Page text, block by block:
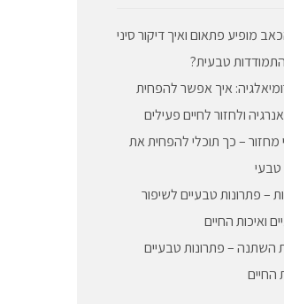
מופיע פתאום ואיך דיקור סיני
טבעית?
איך אפשר להפחית
ולחזור לחיים פעילים
מחזור – כך תוכלי להפחית את
– פתרונות טבעיים לשיפור
ואיכות החיים
השתנה – פתרונות טבעיים
החיים